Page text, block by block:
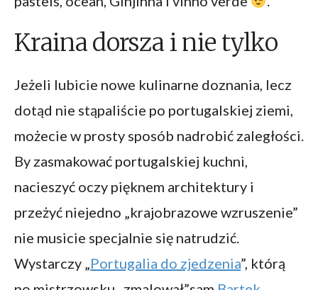
Kraina dorsza i nie tylko
Jeżeli lubicie nowe kulinarne doznania, lecz
dotąd nie stąpaliście po portugalskiej ziemi,
możecie w prosty sposób nadrobić zaległości.
By zasmakować portugalskiej kuchni,
nacieszyć oczy pięknem architektury i
przeżyć niejedno „krajobrazowe wzruszenie”
nie musicie specjalnie się natrudzić.
Wystarczy „Portugalia do zjedzenia”, którą